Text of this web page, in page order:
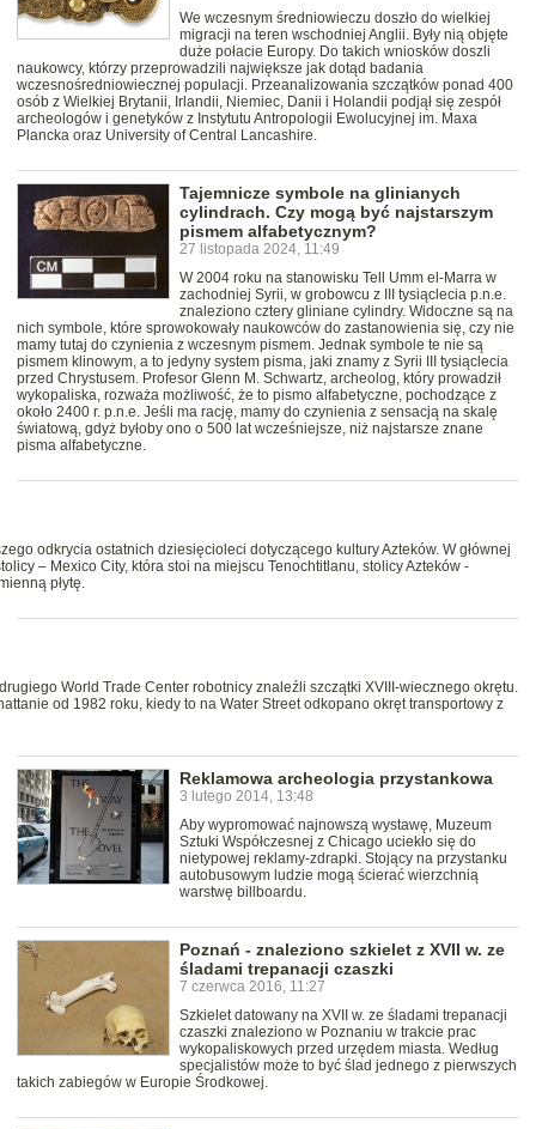
We wczesnym średniowieczu doszło do wielkiej
migracji na teren wschodniej Anglii. Były nią objęte
duże połacie Europy. Do takich wniosków doszli
naukowcy, którzy przeprowadzili największe jak dotąd badania
wczesnośredniowiecznej populacji. Przeanalizowania szczątków ponad 400
osób z Wielkiej Brytanii, Irlandii, Niemiec, Danii i Holandii podjął się zespół
archeologów i genetyków z Instytutu Antropologii Ewolucyjnej im. Maxa
Plancka oraz University of Central Lancashire.
Tajemnicze symbole na glinianych
cylindrach. Czy mogą być najstarszym
pismem alfabetycznym?
27 listopada 2024, 11:49
W 2004 roku na stanowisku Tell Umm el-Marra w
zachodniej Syrii, w grobowcu z III tysiąclecia p.n.e.
znaleziono cztery gliniane cylindry. Widoczne są na
nich symbole, które sprowokowały naukowców do zastanowienia się, czy nie
mamy tutaj do czynienia z wczesnym pismem. Jednak symbole te nie są
pismem klinowym, a to jedyny system pisma, jaki znamy z Syrii III tysiąclecia
przed Chrystusem. Profesor Glenn M. Schwartz, archeolog, który prowadził
wykopaliska, rozważa możliwość, że to pismo alfabetyczne, pochodzące z
około 2400 r. p.n.e. Jeśli ma rację, mamy do czynienia z sensacją na skalę
światową, gdyż byłoby ono o 500 lat wcześniejsze, niż najstarsze znane
pisma alfabetyczne.
odkrycia ostatnich dziesięcioleci dotyczącego kultury Azteków. W głównej
– Mexico City, która stoi na miejscu Tenochtitlanu, stolicy Azteków -
płytę.
World Trade Center robotnicy znaleźli szczątki XVIII-wiecznego okrętu.
od 1982 roku, kiedy to na Water Street odkopano okręt transportowy z
Reklamowa archeologia przystankowa
3 lutego 2014, 13:48
Aby wypromować najnowszą wystawę, Muzeum
Sztuki Współczesnej z Chicago uciekło się do
nietypowej reklamy-zdrapki. Stojący na przystanku
autobusowym ludzie mogą ścierać wierzchnią
warstwę billboardu.
Poznań - znaleziono szkielet z XVII w. ze
śladami trepanacji czaszki
7 czerwca 2016, 11:27
Szkielet datowany na XVII w. ze śladami trepanacji
czaszki znaleziono w Poznaniu w trakcie prac
wykopaliskowych przed urzędem miasta. Według
specjalistów może to być ślad jednego z pierwszych
takich zabiegów w Europie Środkowej.